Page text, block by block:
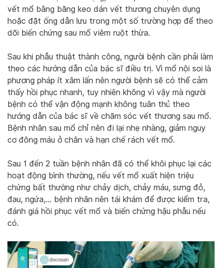
vết mổ bằng băng keo dán vết thương chuyên dụng
hoặc đặt ống dẫn lưu trong một số trường hợp để theo
dõi biến chứng sau mổ viêm ruột thừa.
Sau khi phẫu thuật thành công, người bệnh cần phải làm
theo các hướng dẫn của bác sĩ điều trị. Vì mổ nội soi là
phương pháp ít xâm lấn nên người bệnh sẽ có thể cảm
thấy hồi phục nhanh, tuy nhiên không vì vậy mà người
bệnh có thể vận động mạnh không tuân thủ theo
hướng dẫn của bác sĩ về chăm sóc vết thương sau mổ.
Bệnh nhân sau mổ chỉ nên đi lại nhẹ nhàng, giảm nguy
cơ đông máu ở chân và hạn chế rách vết mổ.
Sau 1 đến 2 tuần bệnh nhân đã có thể khôi phục lại các
hoạt động bình thường, nếu vết mổ xuất hiện triệu
chứng bất thường như chảy dịch, chảy máu, sưng đỏ,
đau, ngứa,… bệnh nhân nên tái khám để được kiểm tra,
đánh giá hồi phục vết mổ và biến chứng hậu phẫu nếu
có.